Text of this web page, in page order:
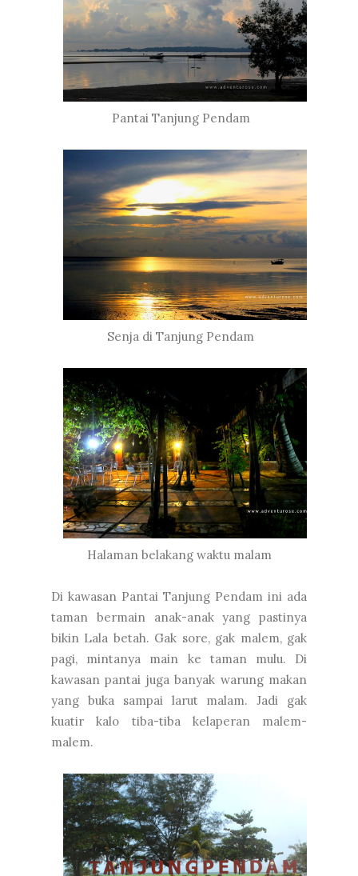
Pantai Tanjung Pendam
Senja di Tanjung Pendam
Halaman belakang waktu malam
Di kawasan Pantai Tanjung Pendam ini ada
taman bermain anak-anak yang pastinya
bikin Lala betah. Gak sore, gak malem, gak
pagi, mintanya main ke taman mulu. Di
kawasan pantai juga banyak warung makan
yang buka sampai larut malam. Jadi gak
kuatir kalo tiba-tiba kelaperan malem-
malem.